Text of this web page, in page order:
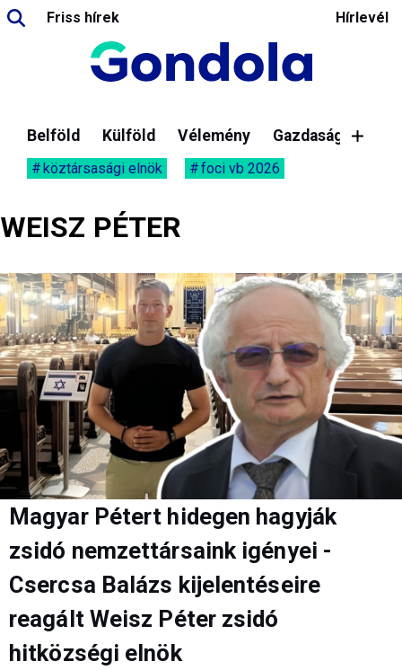
Friss hírek Hírlevél
Belföld Külföld Vélemény Gazdaság
köztársasági elnök foci vb 2026
WEISZ PÉTER
Magyar Pétert hidegen hagyják
zsidó nemzettársaink igényei -
Csercsa Balázs kijelentéseire
reagált Weisz Péter zsidó
hitközségi elnök